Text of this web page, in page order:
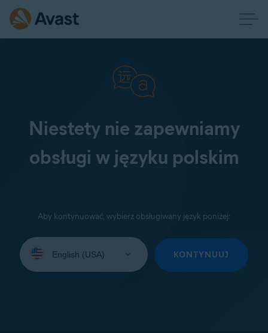
Niestety nie zapewniamy
obsługi w języku polskim
Aby kontynuować, wybierz obsługiwany język poniżej:
język:
KONTYNUUJ